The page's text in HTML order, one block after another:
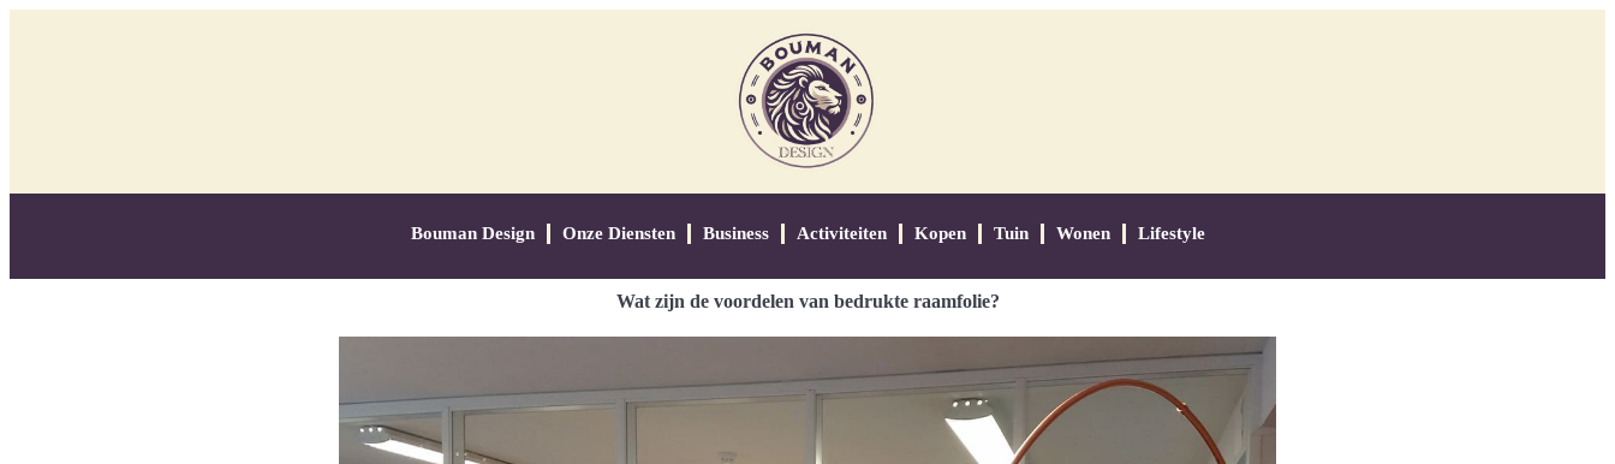
Bouman Design Onze Diensten Business Activiteiten Kopen Tuin Wonen Lifestyle
Wat zijn de voordelen van bedrukte raamfolie?